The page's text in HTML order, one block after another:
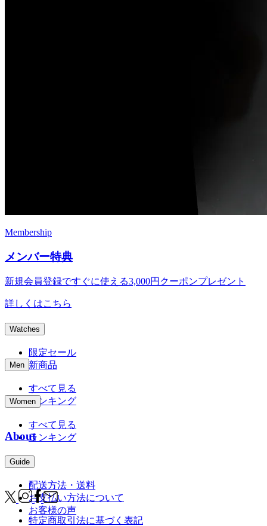
Membership
メンバー特典
新規会員登録ですぐに使える3,000円クーポンプレゼント
詳しくはこちら
Watches
限定セール
新商品
Men
すべて見る
ランキング
Women
すべて見る
ランキング
About
Guide
配送方法・送料
お支払い方法について
お客様の声
特定商取引法に基づく表記